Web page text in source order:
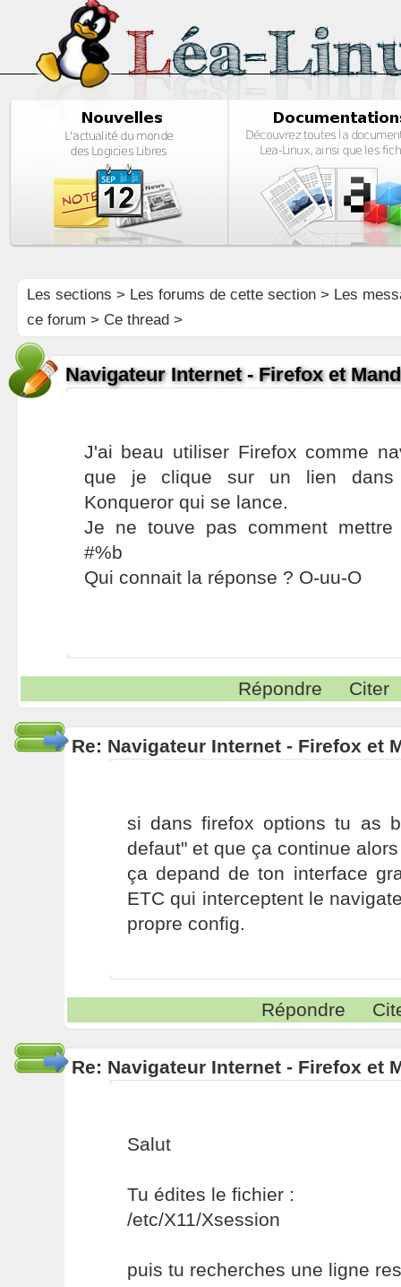
Les sections > Les forums de cette section> Les
ce forum > Ce thread >
Navigateur Internet - Firefox et
J'ai beau utiliser Firefox comme
que je clique sur un lien dans
Konqueror qui se lance.
Je ne touve pas comment mettre
#%b
Qui connait la réponse ? O-uu-O
Répondre Citer
Re: Navigateur Internet - Firefox et
si dans firefox options tu as
defaut" et que ça continue alors
ça depand de ton interface
ETC qui interceptent le
propre config.
Répondre
Re: Navigateur Internet - Firefox et
Salut
Tu édites le fichier :
/etc/X11/Xsession
puis tu recherches une ligne